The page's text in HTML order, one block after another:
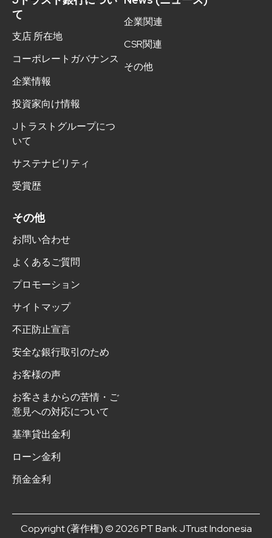
て
支店 所在地
コーポレートガバナンス
企業情報
投資家向け情報
Jトラストグループにつ
いて
サステナビリティ
受賞歴
企業関連
CSR関連
その他
その他
お問い合わせ
よくあるご質問
プロモーション
サイトマップ
不正防止宣言
安全な銀行取引のため
お客様の声
お客さまからの苦情・ご
意見への対応について
基準貸出金利
ローン金利
預金金利
Copyright (著作権) © 2026 PT Bank JTrust Indonesia